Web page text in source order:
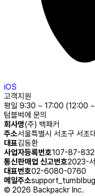
iOS
고객지원
평일 9:30 ~ 17:00 (12:00
텀블벅에 문의
회사명(주) 백패커
주소서울특별시 서초구 서
대표김동환
사업자등록번호107-87-
통신판매업 신고번호2023-
대표번호02-6080-0760
메일주소
© 2026 Backpackr Inc.